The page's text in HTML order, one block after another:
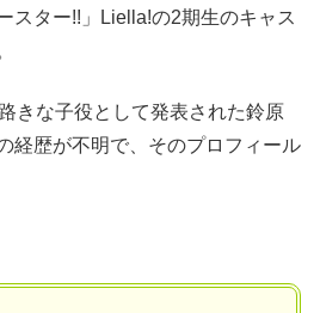
スター!!」Liella!の2期生のキャス
きな子役として発表された鈴原
経歴が不明で、そのプロフィール